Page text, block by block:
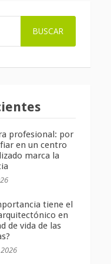
profesional: por
en un centro
marca la
tiene el
en
de vida de las